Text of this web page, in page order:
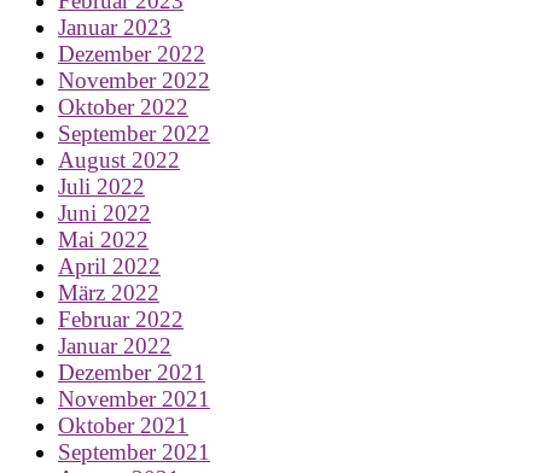
Januar 2023
Dezember 2022
November 2022
Oktober 2022
September 2022
August 2022
Juli 2022
Juni 2022
Mai 2022
April 2022
März 2022
Februar 2022
Januar 2022
Dezember 2021
November 2021
Oktober 2021
September 2021